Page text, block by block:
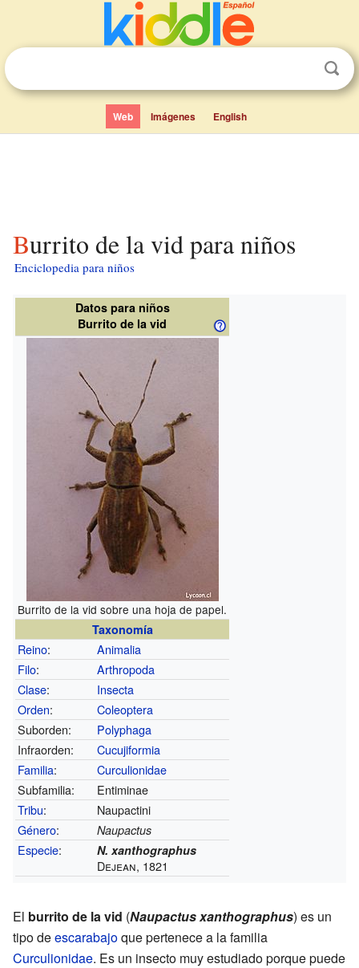
Web Imágenes English
Burrito de la vid para niños
Enciclopedia para niños
Datos para niños
Burrito de la vid
Burrito de la vid sobre una hoja de papel.
Taxonomía
Reino:
Animalia
Filo:
Arthropoda
Clase:
Insecta
Orden:
Coleoptera
Suborden:
Polyphaga
Infraorden:
Cucujiformia
Familia:
Curculionidae
Subfamilia:
Entiminae
Tribu:
Naupactini
Género: Naupactus
Especie: N. xanthographus
Dejean, 1821
El burrito de la vid (Naupactus xanthographus) es un
tipo deescarabajoque pertenece a la familia
Curculionidae. Es un insecto muy estudiado porque puede